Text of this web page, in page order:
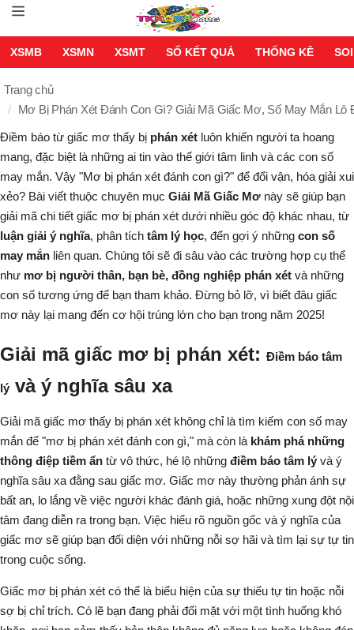
XSMB XSMN XSMT SỔ KẾT QUẢ THỐNG KÊ
Trang chủ
Mơ Bị Phán Xét Đánh Con Gì? Giải Mã Giấc Mơ, Số May Mắn Lô
Điềm báo từ giấc mơ thấy bị phán xét luôn khiến người ta hoang
mang, đặc biệt là những ai tin vào thế giới tâm linh và các con số
may mắn. Vậy "Mơ bị phán xét đánh con gì?" để đổi vận, hóa giải xui
xẻo? Bài viết thuộc chuyên mục Giải Mã Giấc Mơ này sẽ giúp bạn
giải mã chi tiết giấc mơ bị phán xét dưới nhiều góc độ khác nhau, từ
luận giải ý nghĩa, phân tích tâm lý học, đến gợi ý những con số
may mắn liên quan. Chúng tôi sẽ đi sâu vào các trường hợp cụ thể
như mơ bị người thân, bạn bè, đồng nghiệp phán xét và những
con số tương ứng để bạn tham khảo. Đừng bỏ lỡ, vì biết đâu giấc
mơ này lại mang đến cơ hội trúng lớn cho bạn trong năm 2025!
Giải mã giấc mơ bị phán xét: Điềm báo tâm
lý và ý nghĩa sâu xa
Giải mã giấc mơ thấy bị phán xét không chỉ là tìm kiếm con số may
mắn để "mơ bị phán xét đánh con gì," mà còn là khám phá những
thông điệp tiềm ẩn từ vô thức, hé lộ những điềm báo tâm lý và ý
nghĩa sâu xa đằng sau giấc mơ. Giấc mơ này thường phản ánh sự
bất an, lo lắng về việc người khác đánh giá, hoặc những xung đột nội
tâm đang diễn ra trong bạn. Việc hiểu rõ nguồn gốc và ý nghĩa của
giấc mơ sẽ giúp bạn đối diện với những nỗi sợ hãi và tìm lại sự tự tin
trong cuộc sống.
Giấc mơ bị phán xét có thể là biểu hiện của sự thiếu tự tin hoặc nỗi
sợ bị chỉ trích. Có lẽ bạn đang phải đối mặt với một tình huống khó